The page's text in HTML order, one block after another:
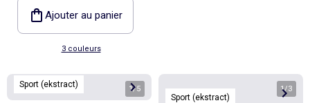
Ajouter au panier
3 couleurs
Sport (ekstract) 1/5
Sport (ekstract)
1/3